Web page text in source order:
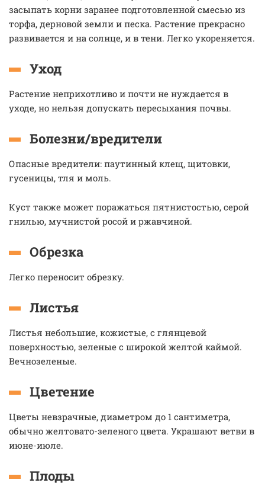
засыпать корни заранее подготовленной смесью из
торфа, дерновой земли и песка. Растение прекрасно
развивается и на солнце, и в тени. Легко укореняется.
Уход
Растение неприхотливо и почти не нуждается в
уходе, но нельзя допускать пересыхания почвы.
Болезни/вредители
Опасные вредители: паутинный клещ, щитовки,
гусеницы, тля и моль.
Куст также может поражаться пятнистостью, серой
гнилью, мучнистой росой и ржавчиной.
Обрезка
Легко переносит обрезку.
Листья
Листья небольшие, кожистые, с глянцевой
поверхностью, зеленые с широкой желтой каймой.
Вечнозеленые.
Цветение
Цветы невзрачные, диаметром до 1 сантиметра,
обычно желтовато-зеленого цвета. Украшают ветви в
июне-июле.
Плоды